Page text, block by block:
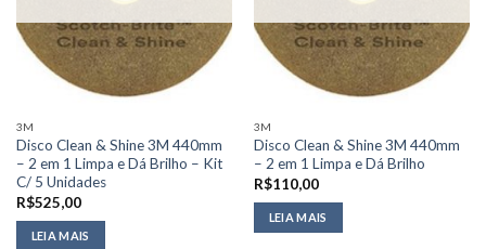
3M
Disco Clean & Shine 3M 440mm
– 2 em 1 Limpa e Dá Brilho – Kit
C/ 5 Unidades
R$525,00
LEIA MAIS
3M
Disco Clean & Shine 3M 440mm
– 2 em 1 Limpa e Dá Brilho
R$110,00
LEIA MAIS